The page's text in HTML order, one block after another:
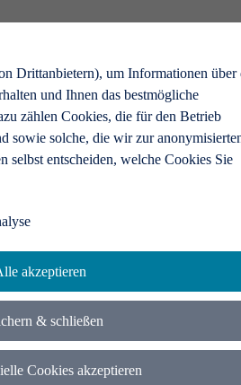
Drittanbietern), um Informationen über
und Ihnen das bestmögliche
zählen Cookies, die für den Betrieb
sowie solche, die wir zur
selbst entscheiden, welche Cookies Sie
akzeptieren
& schließen
Cookies akzeptieren